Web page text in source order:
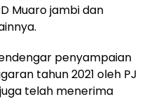
Muaro jambi dan
penyampaian
tahun 2021 oleh PJ
telah menerima